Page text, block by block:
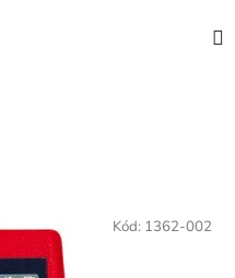
Kód: 1362-002